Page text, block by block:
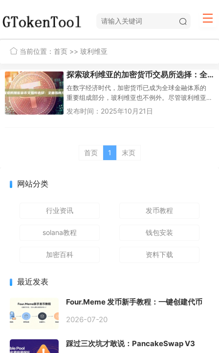
当前位置： 首页 >> 玻利维亚
探索玻利维亚的加密货币交易所选择：全面指南与实用建议
在数字经济时代，加密货币已成为全球金融体系的
重要组成部分，玻利维亚也不例外。尽管玻利维亚
政府在2014年通过中央银行颁布了一项决议，明确
发布时间：2025年10月21日
首页 1 末页
网站分类
行业资讯 发币教程
solana教程 钱包安装
加密百科 资料下载
最近发表
Four.Meme 发币新手教程：一键创建代币
2026-07-20
踩过三次坑才敢说：PancakeSwap V3